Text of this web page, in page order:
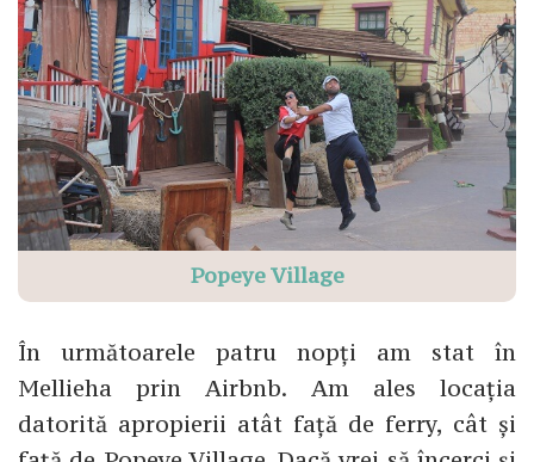
Popeye Village
În următoarele patru nopți am stat în
Mellieha prin Airbnb. Am ales locația
datorită apropierii atât față de ferry, cât și